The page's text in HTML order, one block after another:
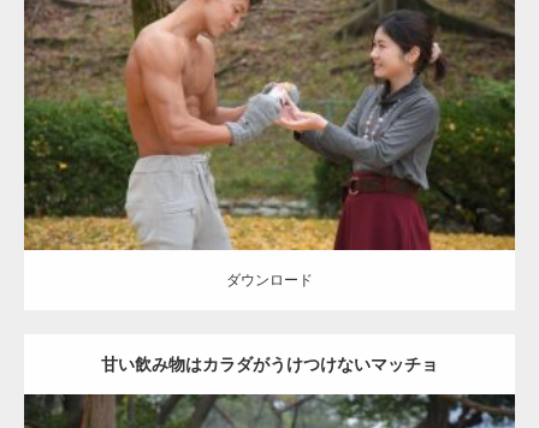
Update:2021.07.8
Category:公園のマッチョ その他 AKIHITO(細マッチョ) 上腕三頭筋
肩
ダウンロード
ダウンロード
甘い飲み物はカラダがうけつけないマッチョ